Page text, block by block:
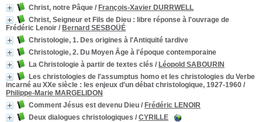
Christ, notre Pâque / François-Xavier DURRWELL
Christ, Seigneur et Fils de Dieu : libre réponse à l'ouvrage de
Frédéric Lenoir / Bernard SESBOÜÉ
Christologie, 1. Des origines à l'Antiquité tardive
Christologie, 2. Du Moyen Âge à l'époque contemporaine
La Christologie à partir de textes clés / Léopold SABOURIN
Les christologies de l'assumptus homo et les christologies du Verbe
incarné au XXe siècle : les enjeux d'un débat christologique, 1927-1960 /
Philippe-Marie MARGELIDON
Comment Jésus est devenu Dieu / Frédéric LENOIR
Deux dialogues christologiques / CYRILLE